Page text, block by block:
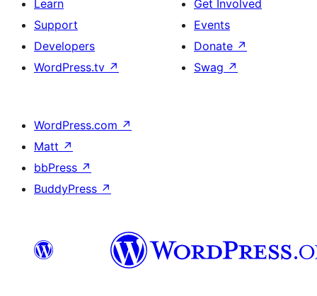
Learn
Support
Developers
WordPress.tv ↗
Get Involved
Events
Donate ↗
Swag ↗
WordPress.com ↗
Matt ↗
bbPress ↗
BuddyPress ↗